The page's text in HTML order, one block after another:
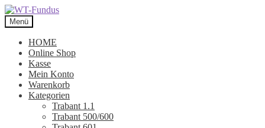
Zur
Navigation
springen
Zum
Inhalt
springen
Menü
HOME
Online Shop
Kasse
Mein Konto
Warenkorb
Kategorien
Trabant 1.1
Trabant 500/600